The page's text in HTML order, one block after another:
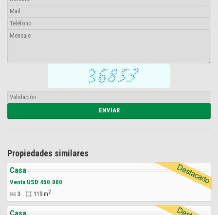
Propiedades similares
Casa
Venta USD 450.000
3
119 m2